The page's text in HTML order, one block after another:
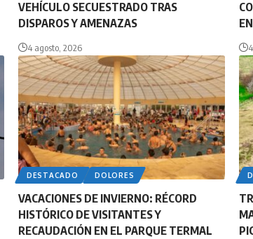
VEHÍCULO SECUESTRADO TRAS
DISPAROS Y AMENAZAS
4 agosto, 2026
DESTACADO DOLORES
VACACIONES DE INVIERNO: RÉCORD
HISTÓRICO DE VISITANTES Y
RECAUDACIÓN EN EL PARQUE TERMAL